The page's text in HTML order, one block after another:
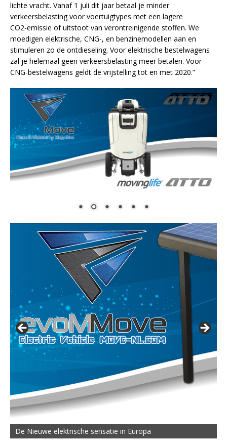
lichte vracht. Vanaf 1 juli dit jaar betaal je minder
verkeersbelasting voor voertuigtypes met een lagere
CO2-emissie of uitstoot van verontreinigende stoffen. We
moedigen elektrische, CNG-, en benzinemodellen aan en
stimuleren zo de ontdieseling. Voor elektrische bestelwagens
zal je helemaal geen verkeersbelasting meer betalen. Voor
CNG-bestelwagens geldt de vrijstelling tot en met 2020.”
De Nieuwe elektrische sensatie in Europa